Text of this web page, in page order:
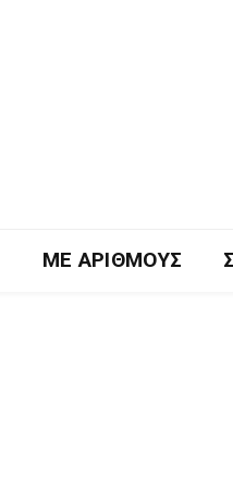
ΜΕ ΑΡΙΘΜΟΎΣ